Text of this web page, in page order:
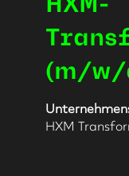
(m/w/
HXM
Leertaste,
um
die
vollständig
anzuzeigen.